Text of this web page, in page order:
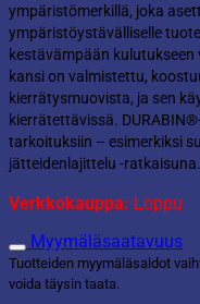
ympäristömerkillä, joka
ympäristöystävälliselle
kestävämpään
kansi on valmistettu,
kierrätysmuovista, ja sen
kierrätettävissä.
tarkoituksiin – esimerkiksi
jätteidenlajittelu -ratkaisuna.
Verkkokauppa: Loppu
Myymäläsaatavuus
Tuotteiden myymäläsaldot
voida täysin taata.